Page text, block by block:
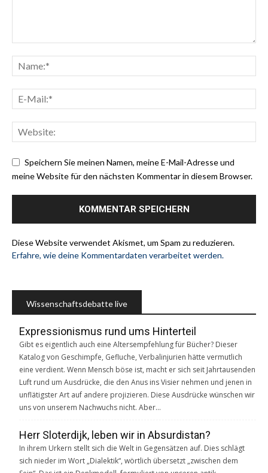
Speichern Sie meinen Namen, meine E-Mail-Adresse und
meine Website für den nächsten Kommentar in diesem Browser.
Diese Website verwendet Akismet, um Spam zu reduzieren.
Erfahre, wie deine Kommentardaten verarbeitet werden.
Wissenschaftsdebatte live
Expressionismus rund ums Hinterteil
Gibt es eigentlich auch eine Altersempfehlung für Bücher? Dieser
Katalog von Geschimpfe, Gefluche, Verbalinjurien hätte vermutlich
eine verdient. Wenn Mensch böse ist, macht er sich seit Jahrtausenden
Luft rund um Ausdrücke, die den Anus ins Visier nehmen und jenen in
unflätigster Art auf andere projizieren. Diese Ausdrücke wünschen wir
uns von unserem Nachwuchs nicht. Aber…
Herr Sloterdijk, leben wir in Absurdistan?
In ihrem Urkern stellt sich die Welt in Gegensätzen auf. Dies schlägt
sich nieder im Wort „Dialektik“, wörtlich übersetzt „zwischen dem